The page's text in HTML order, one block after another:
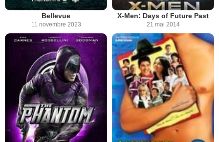
Bellevue
11 novembre 2023
X-Men: Days of Future Past
21 mai 2014